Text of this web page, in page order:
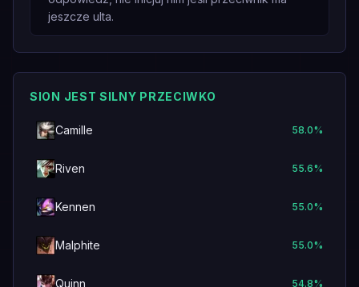
jeszcze ulta.
SION JEST SILNY PRZECIWKO
Camille 58.0%
Riven 55.6%
Kennen 55.0%
Malphite 55.0%
Quinn 54.8%